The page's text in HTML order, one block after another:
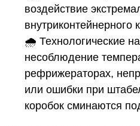
воздействие
внутриконтейнерного
🌧️ Технологические
несоблюдение
рефрижераторах,
или ошибки при
коробок сминаются